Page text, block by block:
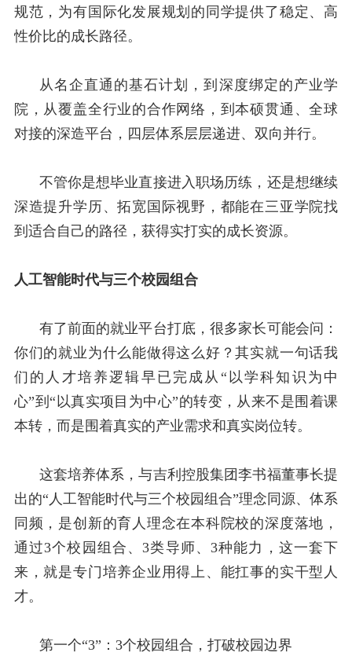
规范，为有国际化发展规划的同学提供了稳定、高
性价比的成长路径。
从名企直通的基石计划，到深度绑定的产业学
院，从覆盖全行业的合作网络，到本硕贯通、全球
对接的深造平台，四层体系层层递进、双向并行。
不管你是想毕业直接进入职场历练，还是想继续
深造提升学历、拓宽国际视野，都能在三亚学院找
到适合自己的路径，获得实打实的成长资源。
人工智能时代与三个校园组合
有了前面的就业平台打底，很多家长可能会问：
你们的就业为什么能做得这么好？其实就一句话我
们的人才培养逻辑早已完成从“以学科知识为中
心”到“以真实项目为中心”的转变，从来不是围着课
本转，而是围着真实的产业需求和真实岗位转。
这套培养体系，与吉利控股集团李书福董事长提
出的“人工智能时代与三个校园组合”理念同源、体系
同频，是创新的育人理念在本科院校的深度落地，
通过3个校园组合、3类导师、 3种能力，这一套下
来，就是专门培养企业用得上、能扛事的实干型人
才。
第一个“3” ： 3个校园组合，打破校园边界